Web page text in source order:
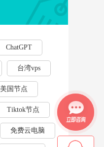
ChatGPT
台湾vps
美国节点
Tiktok节点
免费云电脑